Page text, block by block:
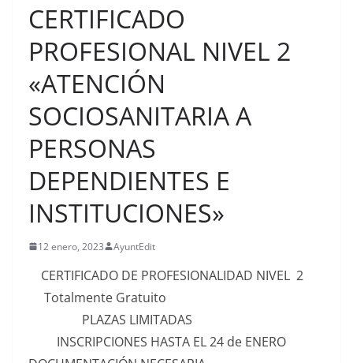
CERTIFICADO
PROFESIONAL NIVEL 2
«ATENCIÓN
SOCIOSANITARIA A
PERSONAS
DEPENDIENTES E
INSTITUCIONES»
12 enero, 2023 AyuntEdit
CERTIFICADO DE PROFESIONALIDAD NIVEL 2
Totalmente Gratuito
PLAZAS LIMITADAS
INSCRIPCIONES HASTA EL 24 de ENERO